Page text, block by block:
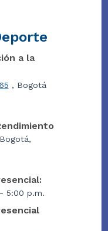
a la
, Bogotá
5:00 p.m.